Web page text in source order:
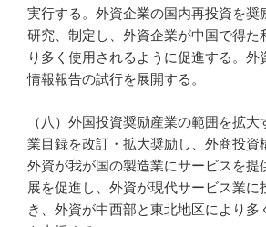
実行する。外資企業の国内再投資を奨
研究、制定し、外資企業が中国で得た
り多く使用されるように促進する。外
情報報告の試行を展開する。
（八）外国投資奨励産業の範囲を拡
業目録を改訂・拡大奨励し、外商投資
外資が我が国の製造業にサービスを提
展を促進し、外資が現代サービス業に
き、外資が中西部と東北地区により多